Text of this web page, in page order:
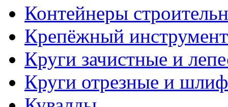
Контейнеры
Крепёжный инструмент
Круги зачистные и
Круги отрезные и